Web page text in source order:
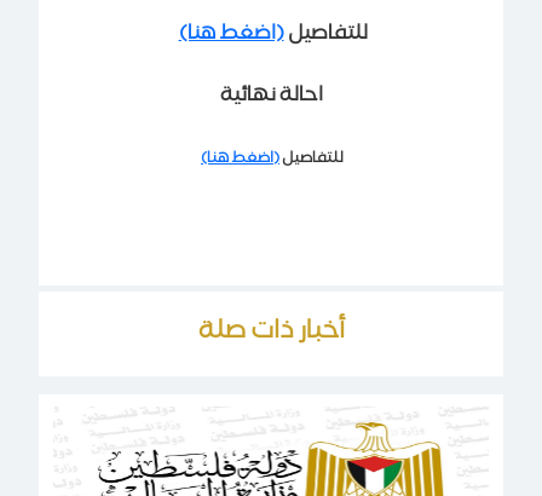
للتفاصيل(اضغط هنا)
احالة نهائية
للتفاصيل(اضغط هنا)
أخبار ذات صلة